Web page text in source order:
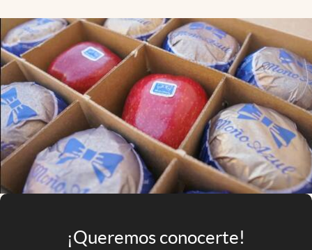
Clase
Clima
Mundial 2026
Eventos Corporativos
El Cronista Studio
Mediakit
abre en nueva pestaña
Argentina
¡Queremos conocerte!